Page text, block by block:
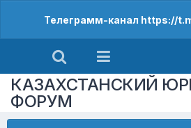
Телеграмм-канал https://
КАЗАХСТАНСКИЙ
ФОРУМ